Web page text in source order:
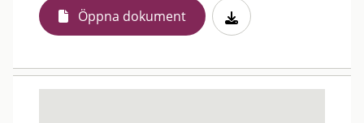
Öppna dokument